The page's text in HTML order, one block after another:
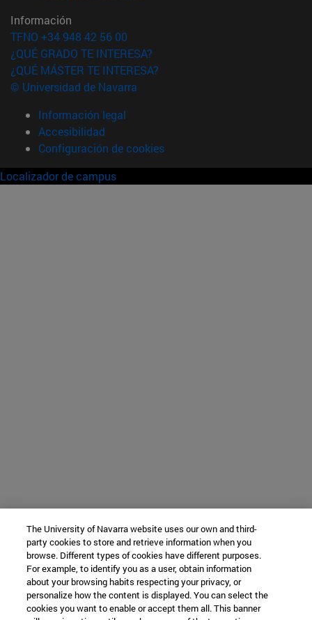
Información
TFNO +34 948 42 56 00
¿QUÉ GRADO TE INTERESA?
¿QUÉ MÁSTER TE INTERESA?
© Universidad de Navarra
Información legal
Accesibilidad
Configuración de cookies
Localizador de campus
The University of Navarra website uses our own and third-
party cookies to store and retrieve information when you
browse. Different types of cookies have different purposes.
For example, to identify you as a user, obtain information
about your browsing habits respecting your privacy, or
personalize how the content is displayed. You can select the
cookies you want to enable or accept them all. This banner